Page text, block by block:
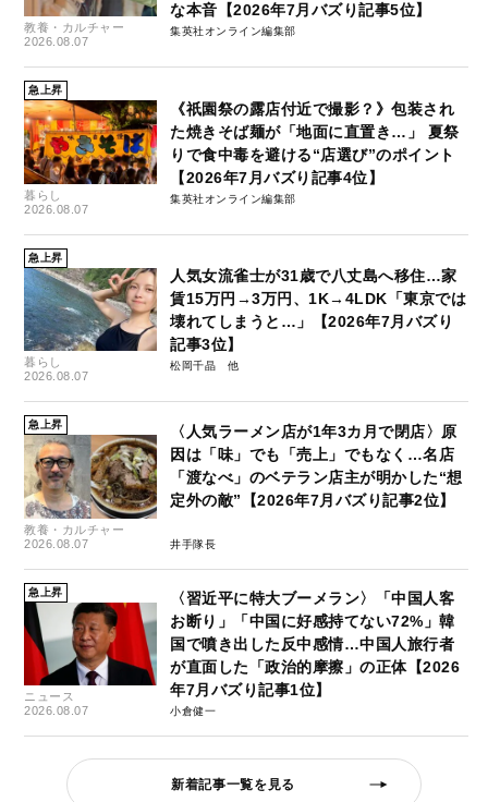
教養・カルチャー
2026.08.07
な本音【2026年7月バズり記事5位】
集英社オンライン編集部
急上昇
暮らし
2026.08.07
《祇園祭の露店付近で撮影？》包装され
た焼きそば麺が「地面に直置き…」 夏祭
りで食中毒を避ける“店選び”のポイント
【2026年7月バズり記事4位】
集英社オンライン編集部
急上昇
暮らし
2026.08.07
人気女流雀士が31歳で八丈島へ移住…家
賃15万円→3万円、1K→4LDK「東京では
壊れてしまうと…」【2026年7月バズり
記事3位】
松岡千晶
急上昇
教養・カルチャー
2026.08.07
〈人気ラーメン店が1年3カ月で閉店〉原
因は「味」でも「売上」でもなく…名店
「渡なべ」のベテラン店主が明かした“想
定外の敵”【2026年7月バズり記事2位】
井手隊長
急上昇
ニュース
2026.08.07
〈習近平に特大ブーメラン〉「中国人客
お断り」「中国に好感持てない72%」韓
国で噴き出した反中感情…中国人旅行者
が直面した「政治的摩擦」の正体【2026
年7月バズり記事1位】
小倉健一
新着記事一覧を見る